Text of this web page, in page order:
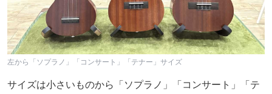
左から「ソプラノ」「コンサート」「テナー」サイズ
サイズは小さいものから「ソプラノ」「コンサート」「テ